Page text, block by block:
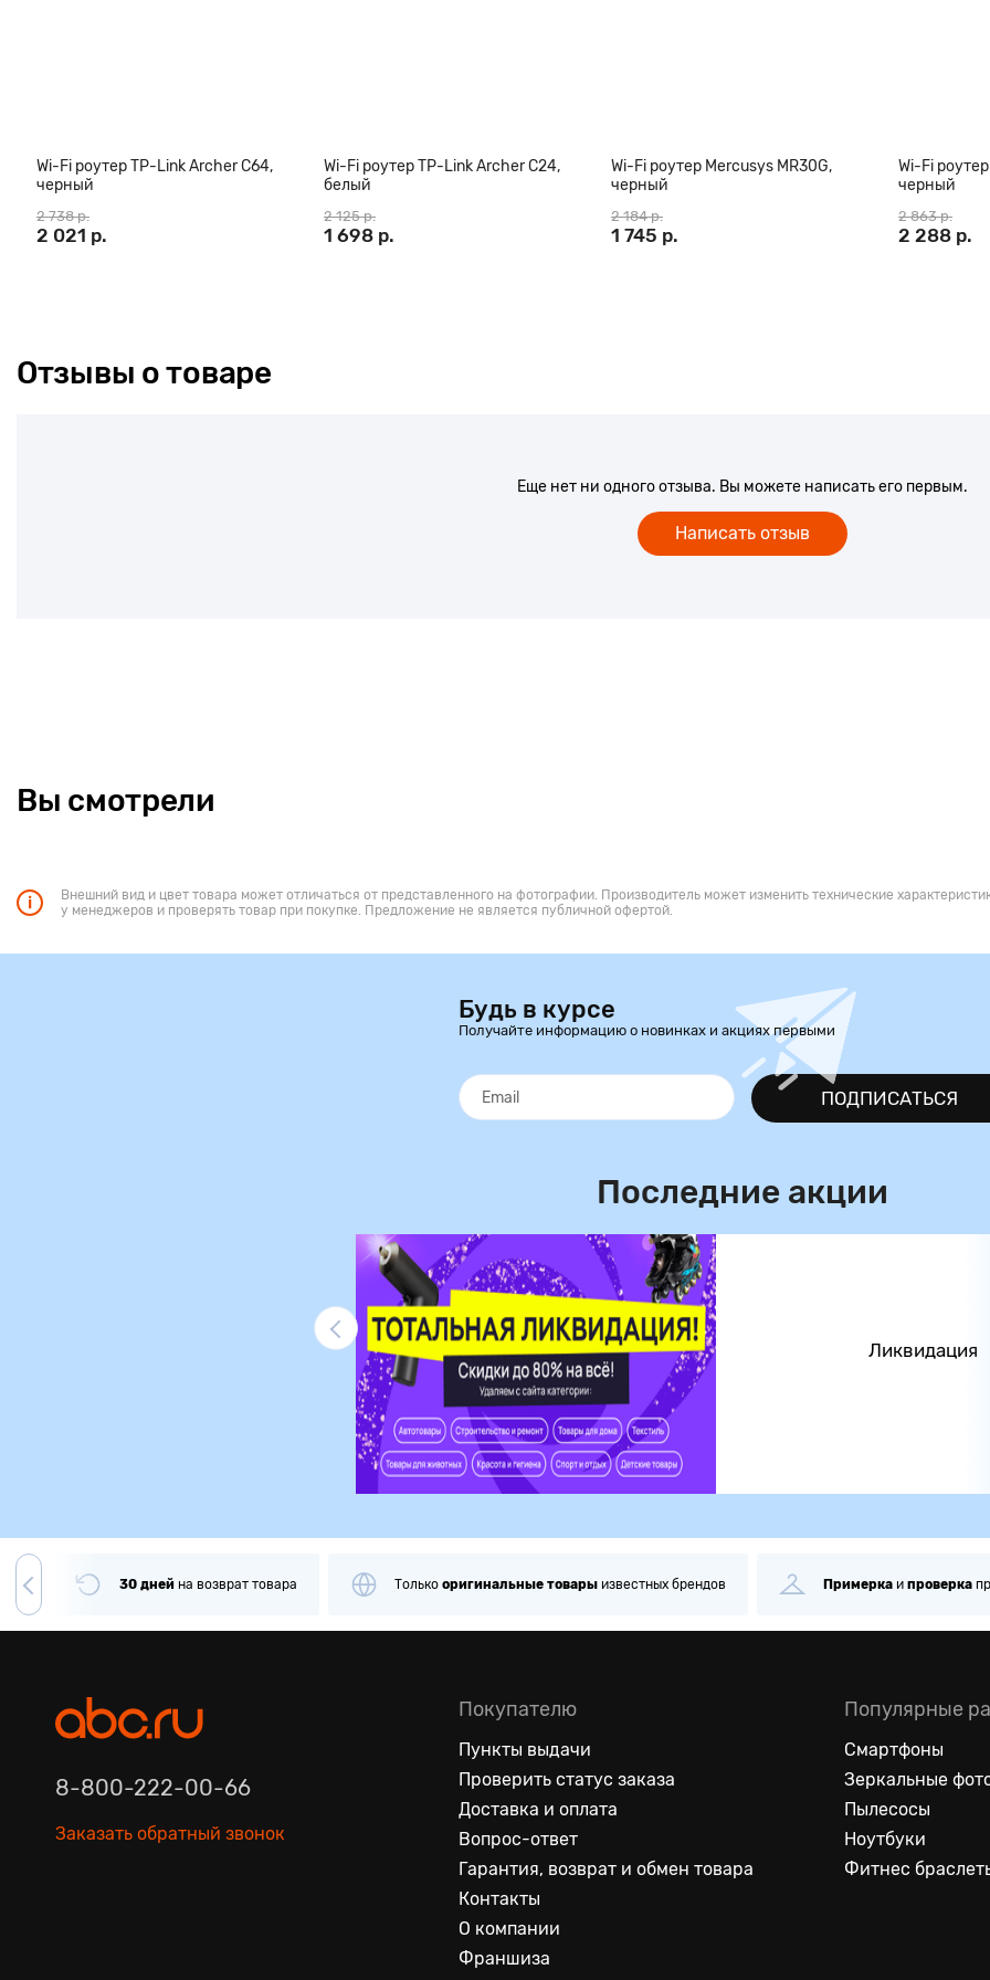
Wi-Fi роутер TP-Link Archer C64,
черный
2 738 р.
2 021 р.
Wi-Fi роутер TP-Link Archer C24,
белый
2 125 р.
1 698 р.
Wi-Fi роутер Mercusys MR30G,
черный
2 184 р.
1 745 р.
Wi-Fi
черный
2 863 р.
2 288 р.
Отзывы о товаре
Еще нет ни одного отзыва. Вы можете написать его первым.
Написать отзыв
Вы смотрели
Внешний вид и цвет товара может отличаться от представленного на фотографии. Производитель может изменить технические
у менеджеров и проверять товар при покупке. Предложение не является публичной офертой.
Будь в курсе
Получайте информацию о новинках и акциях первыми
ПОДПИСАТЬСЯ
Последние акции
Ликвидация
30 дней на возврат товара Только оригинальные товары известных брендов Примерка и проверка
8-800-222-00-66
Заказать обратный звонок
Покупателю
Пункты выдачи
Проверить статус заказа
Доставка и оплата
Вопрос-ответ
Гарантия, возврат и обмен товара
Контакты
О компании
Франшиза
Популярные
Смартфоны
Зеркальные
Пылесосы
Ноутбуки
Фитнес